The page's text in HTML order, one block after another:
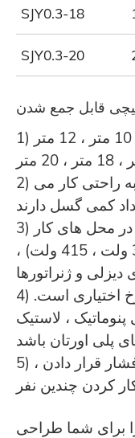
SJY0.3-18
SJY0.3-20
قابل جمع شدن
1) ارتفاع کار: 4 متر ، 6 متر ، 8 متر ، 10 متر ، 12 متر
2) سازه های فولادی با مقاومت بالا به راحتی کار می
3) منابع تغذیه: برق محلی موجود در محل های کار
(110 ولت ، 220 ولت ، 380 ولت ، 415 ولت) ،
4) روش جابجایی: 4 چرخ و 2 نوع چرخ اختیاری است.
، لاستیک
5) ظرفیت کاری بالا ، راحت تحت فشار قرار دادن ،
برای شما طراحی